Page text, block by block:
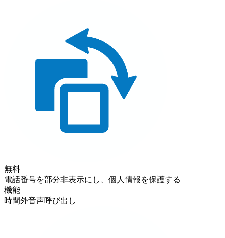
無料
電話番号を部分非表示にし、個人情報を保護する
機能
時間外音声呼び出し